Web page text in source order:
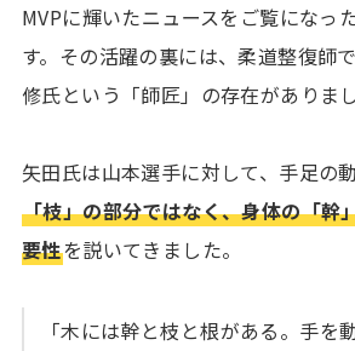
MVPに輝いたニュースをご覧になっ
す。その活躍の裏には、柔道整復師
修氏という「師匠」の存在がありまし
矢田氏は山本選手に対して、手足の
「枝」の部分ではなく、身体の「幹
要性を説いてきました。
「木には幹と枝と根がある。手を